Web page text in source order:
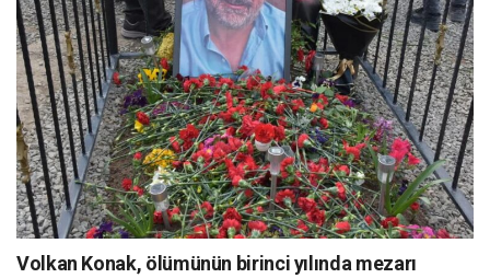
Volkan Konak, ölümünün birinci yılında mezarı